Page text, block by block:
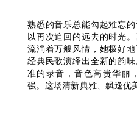
熟悉的音乐总能勾起难忘
以再次追回的远去的时光
流淌着万般风情，她极好
经典民歌演绎出全新的韵
准的录音，音色高贵华丽
强。这场清新典雅、飘逸优